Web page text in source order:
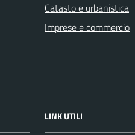
Catasto e urbanistica
Imprese e commercio
LINK UTILI